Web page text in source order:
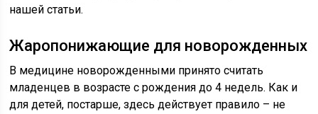
нашей статьи.
Жаропонижающие для новорожденных
В медицине новорожденными принято считать
младенцев в возрасте с рождения до 4 недель. Как и
для детей, постарше, здесь действует правило – не